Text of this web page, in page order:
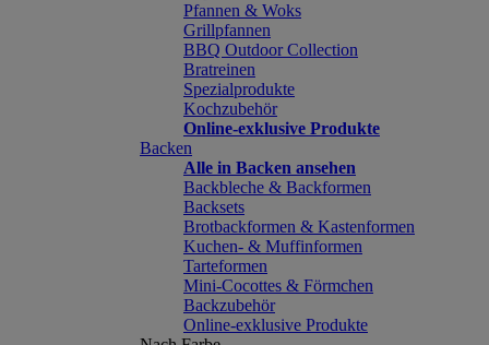
Pfannen & Woks
Grillpfannen
BBQ Outdoor Collection
Bratreinen
Spezialprodukte
Kochzubehör
Online-exklusive Produkte
Backen
Alle in Backen ansehen
Backbleche & Backformen
Backsets
Brotbackformen & Kastenformen
Kuchen- & Muffinformen
Tarteformen
Mini-Cocottes & Förmchen
Backzubehör
Online-exklusive Produkte